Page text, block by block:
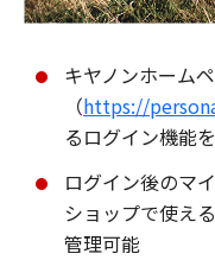
キヤノンホーム
（https://
るログイン機能
ログイン後のマ
ショップで使え
管理可能